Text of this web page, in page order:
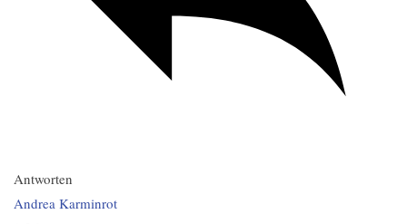
Antworten
Andrea Karminrot